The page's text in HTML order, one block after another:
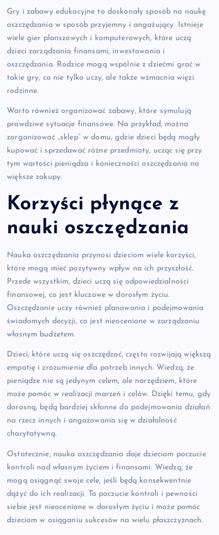
Gry i zabawy edukacyjne to doskonały sposób na naukę
oszczędzania w sposób przyjemny i angażujący. Istnieje
wiele gier planszowych i komputerowych, które uczą
dzieci zarządzania finansami, inwestowania i
oszczędzania. Rodzice mogą wspólnie z dziećmi grać w
takie gry, co nie tylko uczy, ale także wzmacnia więzi
rodzinne.
Warto również organizować zabawy, które symulują
prawdziwe sytuacje finansowe. Na przykład, można
zorganizować „sklep” w domu, gdzie dzieci będą mogły
kupować i sprzedawać różne przedmioty, ucząc się przy
tym wartości pieniądza i konieczności oszczędzania na
większe zakupy.
Korzyści płynące z
nauki oszczędzania
Nauka oszczędzania przynosi dzieciom wiele korzyści,
które mogą mieć pozytywny wpływ na ich przyszłość.
Przede wszystkim, dzieci uczą się odpowiedzialności
finansowej, co jest kluczowe w dorosłym życiu.
Oszczędzanie uczy również planowania i podejmowania
świadomych decyzji, co jest nieocenione w zarządzaniu
własnym budżetem.
Dzieci, które uczą się oszczędzać, często rozwijają większą
empatię i zrozumienie dla potrzeb innych. Wiedzą, że
pieniądze nie są jedynym celem, ale narzędziem, które
może pomóc w realizacji marzeń i celów. Dzięki temu, gdy
dorosną, będą bardziej skłonne do podejmowania działań
na rzecz innych i angażowania się w działalność
charytatywną.
Ostatecznie, nauka oszczędzania daje dzieciom poczucie
kontroli nad własnym życiem i finansami. Wiedzą, że
mogą osiągnąć swoje cele, jeśli będą konsekwentnie
dążyć do ich realizacji. To poczucie kontroli i pewności
siebie jest nieocenione w dorosłym życiu i może pomóc
dzieciom w osiąganiu sukcesów na wielu płaszczyznach.